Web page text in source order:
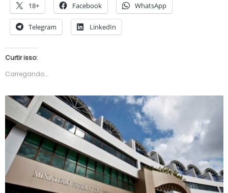
18+ Facebook WhatsApp
Telegram LinkedIn
Curtir isso:
Carregando...